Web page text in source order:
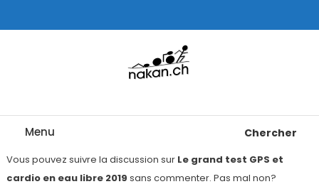
To
Menu Chercher
Vous pouvez suivre la discussion sur Le grand test GPS et
cardio en eau libre 2019 sans commenter. Pas mal non?